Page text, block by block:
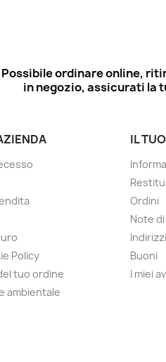
Possibile ordinare online,
in negozio, assicurati la
Policy
tuo ordine
ambientale
IL
Ordini
Note
Indirizzi
Buoni
I miei